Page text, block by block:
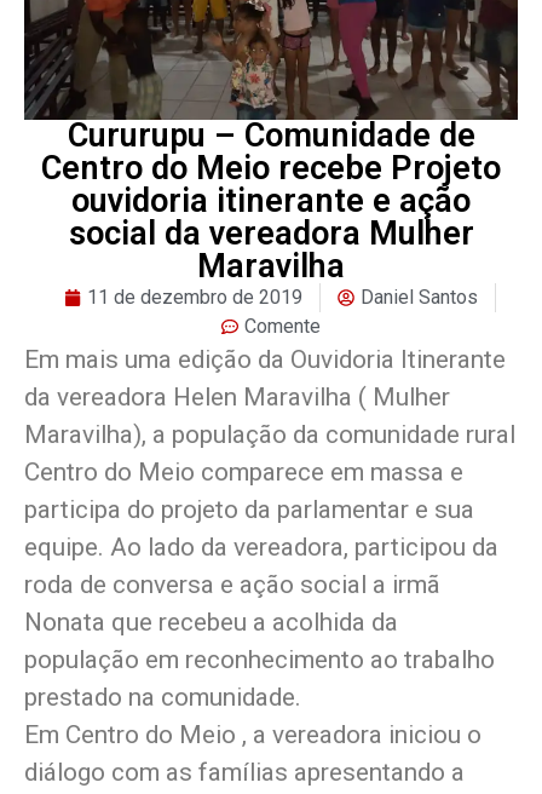
Cururupu – Comunidade de
Centro do Meio recebe Projeto
ouvidoria itinerante e ação
social da vereadora Mulher
Maravilha
11 de dezembro de 2019
Daniel Santos
Comente
Em mais uma edição da Ouvidoria Itinerante
da vereadora Helen Maravilha ( Mulher
Maravilha), a população da comunidade rural
Centro do Meio comparece em massa e
participa do projeto da parlamentar e sua
equipe. Ao lado da vereadora, participou da
roda de conversa e ação social a irmã
Nonata que recebeu a acolhida da
população em reconhecimento ao trabalho
prestado na comunidade.
Em Centro do Meio , a vereadora iniciou o
diálogo com as famílias apresentando a